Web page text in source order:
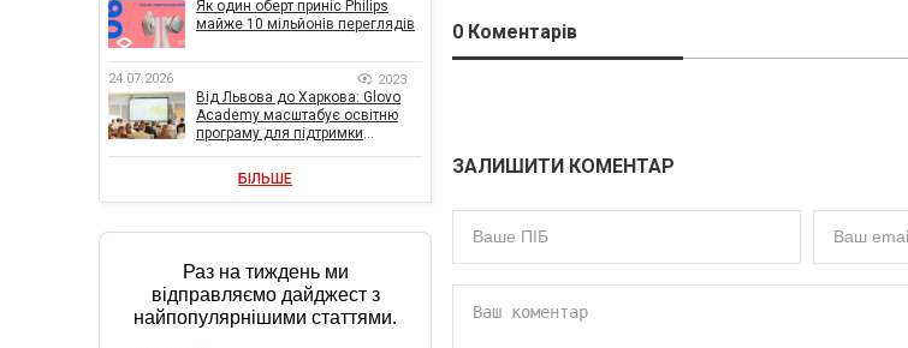
0 Коментарів
ЗАЛИШИТИ КОМЕНТАР
Як один оберт приніс Philips
майже 10 мільйонів переглядів
24.07.2026 2023
Від Львова до Харкова: Glovo
Academy масштабує освітню
програму для підтримки
БІЛЬШЕ
Раз на тиждень ми
відправляємо дайджест з
найпопулярнішими статтями.